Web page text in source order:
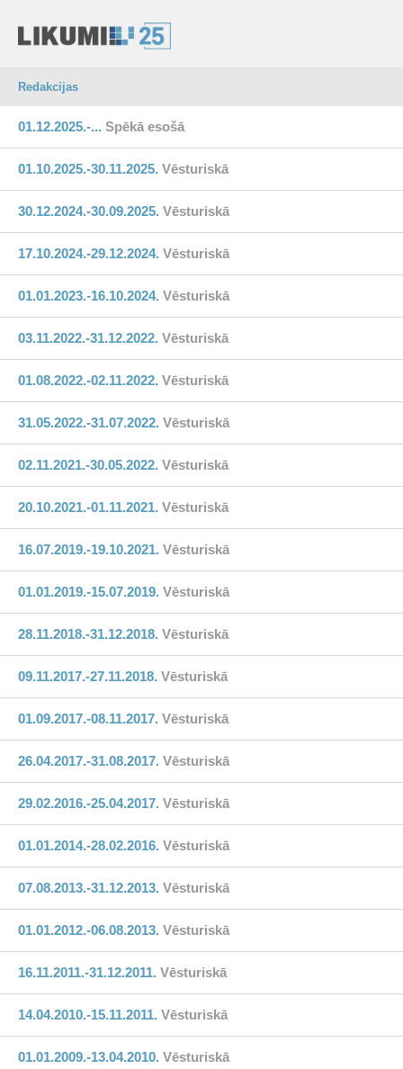
Redakcijas
01.12.2025.-... Spēkā esošā
01.10.2025.-30.11.2025. Vēsturiskā
30.12.2024.-30.09.2025. Vēsturiskā
17.10.2024.-29.12.2024. Vēsturiskā
01.01.2023.-16.10.2024. Vēsturiskā
03.11.2022.-31.12.2022. Vēsturiskā
01.08.2022.-02.11.2022. Vēsturiskā
31.05.2022.-31.07.2022. Vēsturiskā
02.11.2021.-30.05.2022. Vēsturiskā
20.10.2021.-01.11.2021. Vēsturiskā
16.07.2019.-19.10.2021. Vēsturiskā
01.01.2019.-15.07.2019. Vēsturiskā
28.11.2018.-31.12.2018. Vēsturiskā
09.11.2017.-27.11.2018. Vēsturiskā
01.09.2017.-08.11.2017. Vēsturiskā
26.04.2017.-31.08.2017. Vēsturiskā
29.02.2016.-25.04.2017. Vēsturiskā
01.01.2014.-28.02.2016. Vēsturiskā
07.08.2013.-31.12.2013. Vēsturiskā
01.01.2012.-06.08.2013. Vēsturiskā
16.11.2011.-31.12.2011. Vēsturiskā
14.04.2010.-15.11.2011. Vēsturiskā
01.01.2009.-13.04.2010. Vēsturiskā